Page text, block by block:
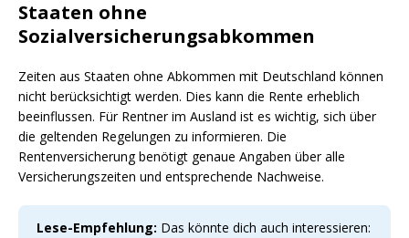
Staaten ohne
Sozialversicherungsabkommen
Zeiten aus Staaten ohne Abkommen mit Deutschland können
nicht berücksichtigt werden. Dies kann die Rente erheblich
beeinflussen. Für Rentner im Ausland ist es wichtig, sich über
die geltenden Regelungen zu informieren. Die
Rentenversicherung benötigt genaue Angaben über alle
Versicherungszeiten und entsprechende Nachweise.
Lese-Empfehlung: Das könnte dich auch interessieren: